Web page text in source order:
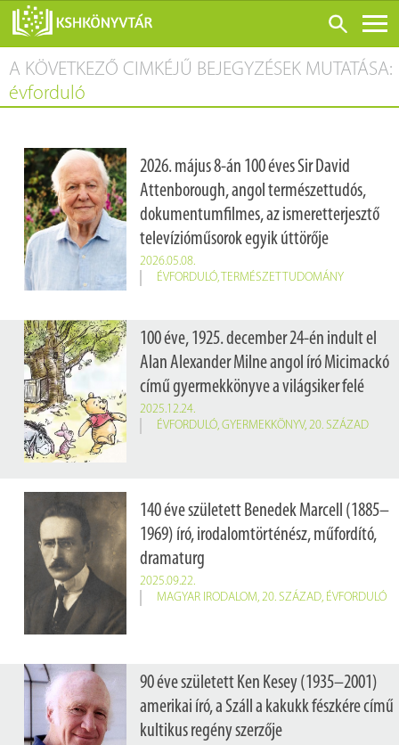
ONLINE KATALÓGUS
RÓLUNK
SZOLGÁLTATÁSOK
KONFERENCIÁK
ADATBÁZISOK
BLOG
A KÖVETKEZŐ CIMKÉJŰ BEJEGYZÉSEK MUTATÁSA:
évforduló
2026. május 8-án 100 éves Sir David
Attenborough, angol természettudós,
dokumentumfilmes, az ismeretterjesztő
televízióműsorok egyik úttörője
2026.05.08.
ÉVFORDULÓ, TERMÉSZETTUDOMÁNY
100 éve, 1925. december 24-én indult el
Alan Alexander Milne angol író Micimackó
című gyermekkönyve a világsiker felé
2025.12.24.
ÉVFORDULÓ, GYERMEKKÖNYV, 20. SZÁZAD
140 éve született Benedek Marcell (1885–
1969) író, irodalomtörténész, műfordító,
dramaturg
2025.09.22.
MAGYAR IRODALOM, 20. SZÁZAD, ÉVFORDULÓ
90 éve született Ken Kesey (1935–2001)
amerikai író, a Száll a kakukk fészkére című
kultikus regény szerzője